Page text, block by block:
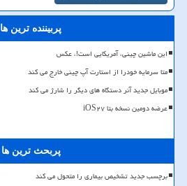
پربیننده ترین ها
این ماشین چینی، آمریکایی است!، عکس
متا سرمایه خودرا از استارت آپ چینی خارج می کند
موبایل جدید آنر دستگاه های دیگر را شارژ می کند
عرضه دومین نسخه بتا iOS۲۷
پربحث ترین ها
برچسب جدید تشخیص بیماری را متحول می کند